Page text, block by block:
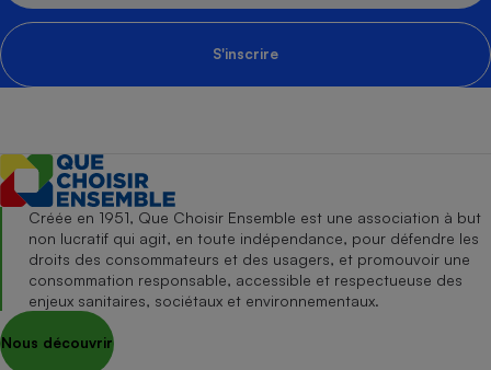
S'inscrire
Créée en 1951, Que Choisir Ensemble est une association à but
non lucratif qui agit, en toute indépendance, pour défendre les
droits des consommateurs et des usagers, et promouvoir une
consommation responsable, accessible et respectueuse des
enjeux sanitaires, sociétaux et environnementaux.
Nous découvrir